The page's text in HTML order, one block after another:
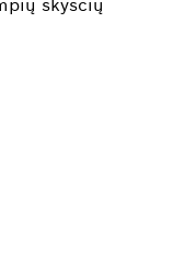
skysčių